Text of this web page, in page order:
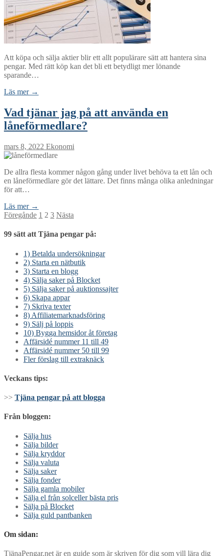
Att köpa och sälja aktier blir ett allt populärare sätt att hantera sina
pengar. Med rätt köp kan det bli ett betydligt mer lönande
sparande…
Läs mer →
Vad tjänar jag på att använda en
låneförmedlare?
mars 8, 2022 Ekonomi
De allra flesta kommer någon gång under livet behöva ta ett lån och
en låneförmedlare gör det lättare. Det finns många olika anledningar
för att…
Läs mer →
Sidnumrering
för
Föregånde 1 2 3 Nästa
99 sätt att Tjäna pengar på:
1) Betalda undersökningar
2) Starta en nätbutik
3) Starta en blogg
4) Sälja saker på Blocket
5) Sälja saker på auktionssajter
6) Skapa appar
7) Skriva texter
8) Affiliatemarknadsföring
9) Sälj på loppis
10) Bygga hemsidor åt företag
Affärsidé nummer 11 till 49
Affärsidé nummer 50 till 99
Fler förslag till extraknäck
Veckans tips:
>> Tjäna pengar på att blogga
Från bloggen:
Sälja hus
Sälja bilder
Sälja kryddor
Sälja valuta
Sälja saker
Sälja fonder
Sälja gamla mobiler
Sälja el från solceller bästa pris
Sälja på Blocket
Sälja guld pantbanken
Om sidan:
TjänaPengar.net är en guide som är skriven för dig som vill lära dig